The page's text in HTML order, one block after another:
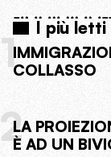
I più letti
1COLLASSO
2LA
È AD UN